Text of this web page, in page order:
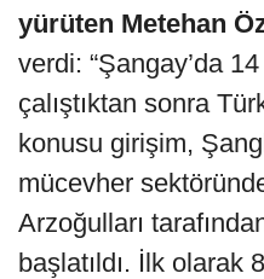
yürüten Metehan
verdi: “Şangay’da
çalıştıktan sonra
konusu girişim,
mücevher
Arzoğulları
başlatıldı. İlk olarak